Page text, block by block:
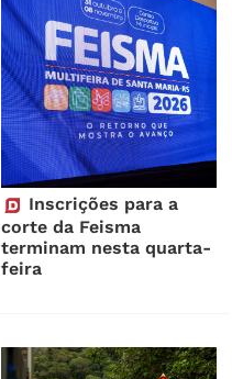
Inscrições para a
corte da Feisma
terminam nesta quarta-
feira